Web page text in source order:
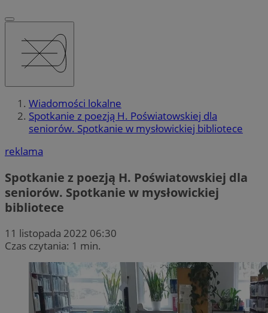
Wiadomości lokalne
Spotkanie z poezją H. Poświatowskiej dla
seniorów. Spotkanie w mysłowickiej bibliotece
reklama
Spotkanie z poezją H. Poświatowskiej dla
seniorów. Spotkanie w mysłowickiej
bibliotece
11 listopada 2022 06:30
Czas czytania: 1 min.